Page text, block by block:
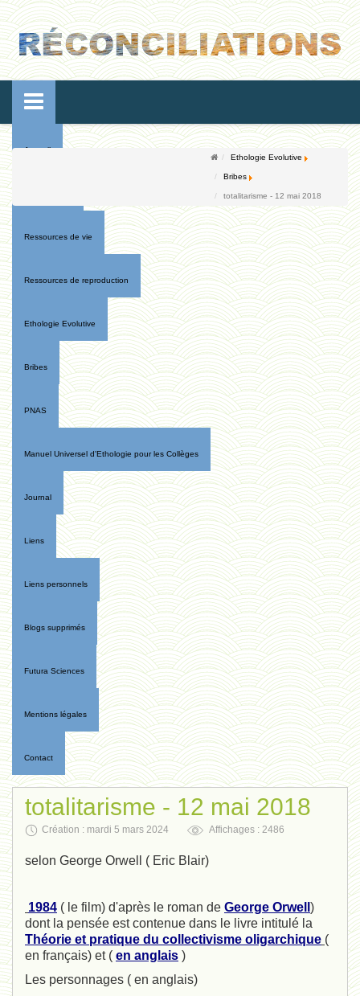
Accueil
Ressources de vie
Ressources de reproduction
Ethologie Evolutive
Bribes
PNAS
Manuel Universel d'Ethologie pour les Collèges
Journal
Liens
Liens personnels
Blogs supprimés
Futura Sciences
Mentions légales
Contact
Ethologie Evolutive
Bribes
totalitarisme - 12 mai 2018
totalitarisme - 12 mai 2018
Création : mardi 5 mars 2024 Affichages : 2486
selon George Orwell ( Eric Blair)
1984 ( le film) d'après le roman de George Orwell )
dont la pensée est contenue dans le livre intitulé la
Théorie et pratique du collectivisme oligarchique (
en français) et ( en anglais )
Les personnages ( en anglais)